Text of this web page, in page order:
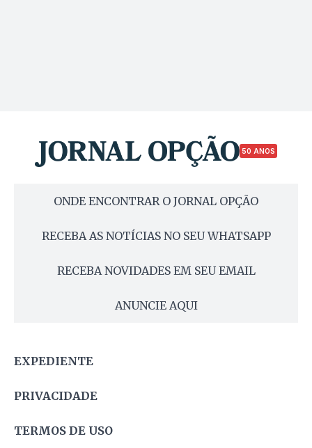
50 ANOS
ONDE ENCONTRAR O JORNAL OPÇÃO
RECEBA AS NOTÍCIAS NO SEU WHATSAPP
RECEBA NOVIDADES EM SEU EMAIL
ANUNCIE AQUI
EXPEDIENTE
PRIVACIDADE
TERMOS DE USO